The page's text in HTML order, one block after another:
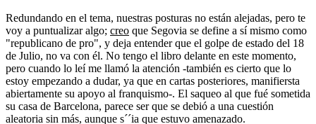
Redundando en el tema, nuestras posturas no están alejadas, pero te
voy a puntualizar algo; creo que Segovia se define a sí mismo como
"republicano de pro", y deja entender que el golpe de estado del 18
de Julio, no va con él. No tengo el libro delante en este momento,
pero cuando lo leí me llamó la atención -también es cierto que lo
estoy empezando a dudar, ya que en cartas posteriores, manifiersta
abiertamente su apoyo al franquismo-. El saqueo al que fué sometida
su casa de Barcelona, parece ser que se debió a una cuestión
aleatoria sin más, aunque s´´ia que estuvo amenazado.